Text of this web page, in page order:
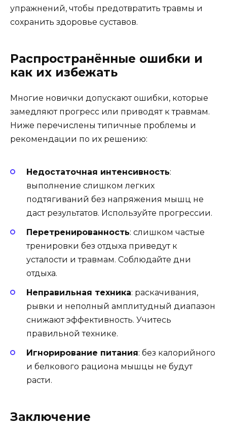
упражнений, чтобы предотвратить травмы и
сохранить здоровье суставов.
Распространённые ошибки и
как их избежать
Многие новички допускают ошибки, которые
замедляют прогресс или приводят к травмам.
Ниже перечислены типичные проблемы и
рекомендации по их решению:
Недостаточная интенсивность:
выполнение слишком легких
подтягиваний без напряжения мышц не
даст результатов. Используйте прогрессии.
Перетренированность: слишком частые
тренировки без отдыха приведут к
усталости и травмам. Соблюдайте дни
отдыха.
Неправильная техника: раскачивания,
рывки и неполный амплитудный диапазон
снижают эффективность. Учитесь
правильной технике.
Игнорирование питания: без калорийного
и белкового рациона мышцы не будут
расти.
Заключение